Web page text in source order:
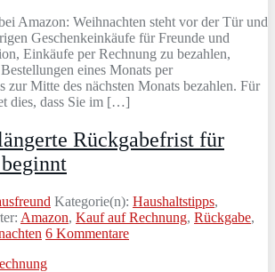
Amazon: Weihnachten steht vor der Tür und
Geschenkeinkäufe für Freunde und
Einkäufe per Rechnung zu bezahlen,
eines Monats per
zur Mitte des nächsten Monats bezahlen. Für
dies, dass Sie im […]
Rückgabefrist für
Kategorie(n): Haushaltstipps,
Amazon, Kauf auf Rechnung, Rückgabe,
6 Kommentare